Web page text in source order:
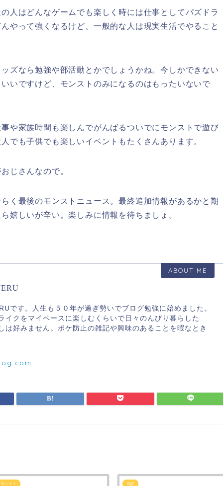
人はどんなゲームでも楽しく時には仕事としてパズドラ
やって強くなるけど、一般的な人は現実生活でやること
ズなら勉強や部活動とかでしょうかね。今しかできない
いですけど、モンストのみになるのはもったいないで
や家族時間も楽しんでがんばるついでにモンストで遊び
でも子供でも楽しいイベントもたくさんあります。
じさんなので。
く最後のモンストニュース。最終追加情報があるかと期
嬉しいが辛い。楽しみに情報を待ちましょ。
ABOUT ME
です。人生も５０年が過ぎ勢いでブログ勉強に始めました。
イクをマイペースに楽しむくらいで日々のんびり暮らした
は好みません。ボケ防止の雑記や興味のあることを暇なとき
モンスト 日記